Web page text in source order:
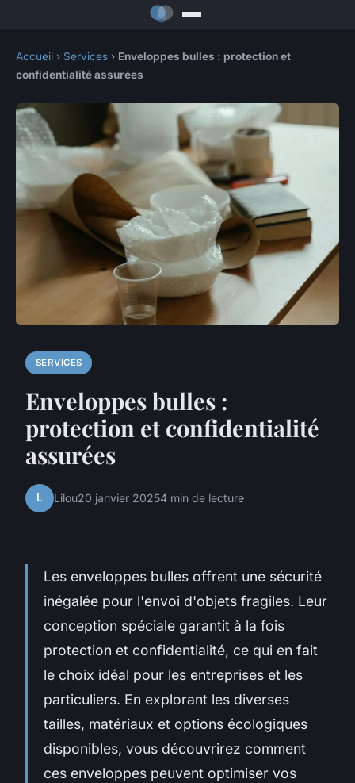
Accueil › Services › Enveloppes bulles : protection et
confidentialité assurées
SERVICES
Enveloppes bulles :
protection et confidentialité
assurées
L Lilou20 janvier 20254 min de lecture
Les enveloppes bulles offrent une sécurité
inégalée pour l'envoi d'objets fragiles. Leur
conception spéciale garantit à la fois
protection et confidentialité, ce qui en fait
le choix idéal pour les entreprises et les
particuliers. En explorant les diverses
tailles, matériaux et options écologiques
disponibles, vous découvrirez comment
ces enveloppes peuvent optimiser vos